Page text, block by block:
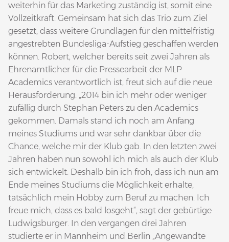
weiterhin für das Marketing zuständig ist, somit eine
Vollzeitkraft. Gemeinsam hat sich das Trio zum Ziel
gesetzt, dass weitere Grundlagen für den mittelfristig
angestrebten Bundesliga-Aufstieg geschaffen werden
können. Robert, welcher bereits seit zwei Jahren als
Ehrenamtlicher für die Pressearbeit der MLP
Academics verantwortlich ist, freut sich auf die neue
Herausforderung. „2014 bin ich mehr oder weniger
zufällig durch Stephan Peters zu den Academics
gekommen. Damals stand ich noch am Anfang
meines Studiums und war sehr dankbar über die
Chance, welche mir der Klub gab. In den letzten zwei
Jahren haben nun sowohl ich mich als auch der Klub
sich entwickelt. Deshalb bin ich froh, dass ich nun am
Ende meines Studiums die Möglichkeit erhalte,
tatsächlich mein Hobby zum Beruf zu machen. Ich
freue mich, dass es bald losgeht“, sagt der gebürtige
Ludwigsburger. In den vergangen drei Jahren
studierte er in Mannheim und Berlin „Angewandte